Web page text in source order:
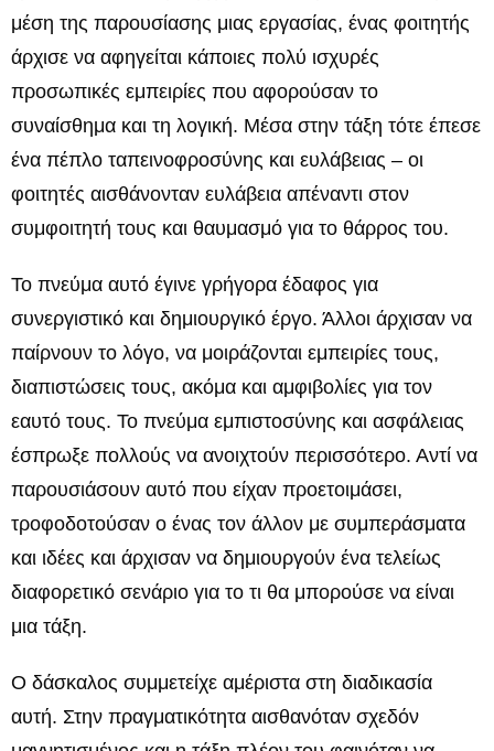
μέση της παρουσίασης μιας εργασίας, ένας φοιτητής
άρχισε να αφηγείται κάποιες πολύ ισχυρές
προσωπικές εμπειρίες που αφορούσαν το
συναίσθημα και τη λογική. Μέσα στην τάξη τότε έπεσε
ένα πέπλο ταπεινοφροσύνης και ευλάβειας – οι
φοιτητές αισθάνονταν ευλάβεια απέναντι στον
συμφοιτητή τους και θαυμασμό για το θάρρος του.
Το πνεύμα αυτό έγινε γρήγορα έδαφος για
συνεργιστικό και δημιουργικό έργο. Άλλοι άρχισαν να
παίρνουν το λόγο, να μοιράζονται εμπειρίες τους,
διαπιστώσεις τους, ακόμα και αμφιβολίες για τον
εαυτό τους. Το πνεύμα εμπιστοσύνης και ασφάλειας
έσπρωξε πολλούς να ανοιχτούν περισσότερο. Αντί να
παρουσιάσουν αυτό που είχαν προετοιμάσει,
τροφοδοτούσαν ο ένας τον άλλον με συμπεράσματα
και ιδέες και άρχισαν να δημιουργούν ένα τελείως
διαφορετικό σενάριο για το τι θα μπορούσε να είναι
μια τάξη.
Ο δάσκαλος συμμετείχε αμέριστα στη διαδικασία
αυτή. Στην πραγματικότητα αισθανόταν σχεδόν